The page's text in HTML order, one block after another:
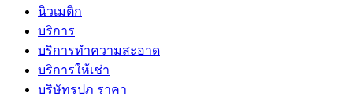
นิวเมติก
บริการ
บริการทำความสะอาด
บริการให้เช่า
บริษัทรปภ ราคา